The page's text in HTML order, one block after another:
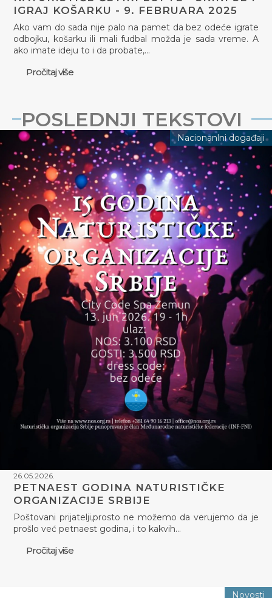
IGRAJ KOŠARKU - 9. FEBRUARA 2025
Ako vam do sada nije palo na pamet da bez odeće igrate
odbojku, košarku ili mali fudbal možda je sada vreme. A
ako imate ideju to i da probate,…
Pročitaj više
POSLEDNJI TEKSTOVI
Nacionanlni događaji
26.05.2026.
PETNAEST GODINA NATURISTIČKE
ORGANIZACIJE SRBIJE
Poštovani prijatelji,prosto ne možemo da verujemo da je
prošlo već petnaest godina, i to kakvih…
Pročitaj više
Novosti